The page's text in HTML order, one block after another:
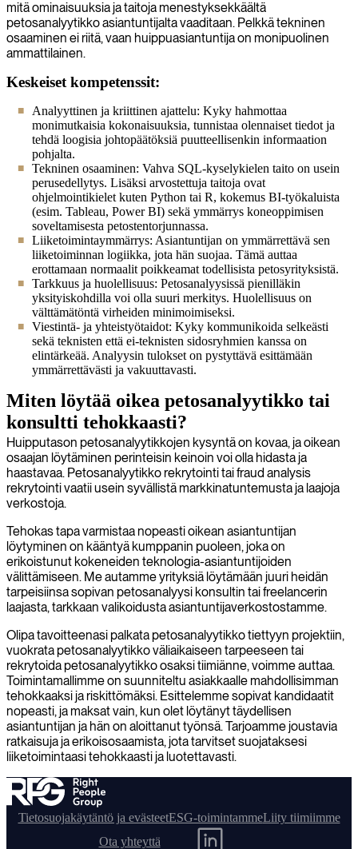
mitä ominaisuuksia ja taitoja menestyksekkäältä
petosanalyytikko asiantuntijalta vaaditaan. Pelkkä tekninen
osaaminen ei riitä, vaan huippuasiantuntija on monipuolinen
ammattilainen.
Keskeiset kompetenssit:
Analyyttinen ja kriittinen ajattelu: Kyky hahmottaa
monimutkaisia kokonaisuuksia, tunnistaa olennaiset tiedot ja
tehdä loogisia johtopäätöksiä puutteellisenkin informaation
pohjalta.
Tekninen osaaminen: Vahva SQL-kyselykielen taito on usein
perusedellytys. Lisäksi arvostettuja taitoja ovat
ohjelmointikielet kuten Python tai R, kokemus BI-työkaluista
(esim. Tableau, Power BI) sekä ymmärrys koneoppimisen
soveltamisesta petostentorjunnassa.
Liiketoimintaymmärrys: Asiantuntijan on ymmärrettävä sen
liiketoiminnan logiikka, jota hän suojaa. Tämä auttaa
erottamaan normaalit poikkeamat todellisista petosyrityksistä.
Tarkkuus ja huolellisuus: Petosanalyysissä pienilläkin
yksityiskohdilla voi olla suuri merkitys. Huolellisuus on
välttämätöntä virheiden minimoimiseksi.
Viestintä- ja yhteistyötaidot: Kyky kommunikoida selkeästi
sekä teknisten että ei-teknisten sidosryhmien kanssa on
elintärkeää. Analyysin tulokset on pystyttävä esittämään
ymmärrettävästi ja vakuuttavasti.
Miten löytää oikea petosanalyytikko tai
konsultti tehokkaasti?
Huipputason petosanalyytikkojen kysyntä on kovaa, ja oikean
osaajan löytäminen perinteisin keinoin voi olla hidasta ja
haastavaa. Petosanalyytikko rekrytointi tai fraud analysis
rekrytointi vaatii usein syvällistä markkinatuntemusta ja laajoja
verkostoja.
Tehokas tapa varmistaa nopeasti oikean asiantuntijan
löytyminen on kääntyä kumppanin puoleen, joka on
erikoistunut kokeneiden teknologia-asiantuntijoiden
välittämiseen. Me autamme yrityksiä löytämään juuri heidän
tarpeisiinsa sopivan petosanalyysi konsultin tai freelancerin
laajasta, tarkkaan valikoidusta asiantuntijaverkostostamme.
Olipa tavoitteenasi palkata petosanalyytikko tiettyyn projektiin,
vuokrata petosanalyytikko väliaikaiseen tarpeeseen tai
rekrytoida petosanalyytikko osaksi tiimiänne, voimme auttaa.
Toimintamallimme on suunniteltu asiakkaalle mahdollisimman
tehokkaaksi ja riskittömäksi. Esittelemme sopivat kandidaatit
nopeasti, ja maksat vain, kun olet löytänyt täydellisen
asiantuntijan ja hän on aloittanut työnsä. Tarjoamme joustavia
ratkaisuja ja erikoisosaamista, jota tarvitset suojataksesi
liiketoimintaasi tehokkaasti ja luotettavasti.
Tietosuojakäytäntö ja evästeetESG-toimintammeLiity tiimiimme
Ota yhteyttä